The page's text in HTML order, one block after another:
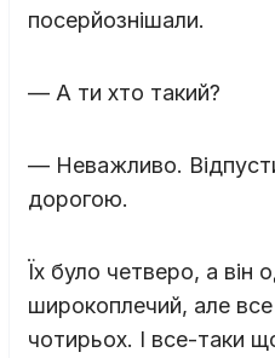
посерйознішали.
— А ти хто такий?
— Неважливо.
дорогою.
Їх було четверо, а він
широкоплечий, але
чотирьох. І все-таки